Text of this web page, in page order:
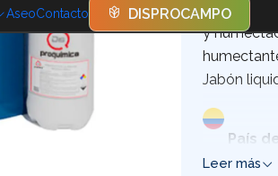
AseoContacto DISPROCAMPO
Jabón
y
Jabón
País
Leer más